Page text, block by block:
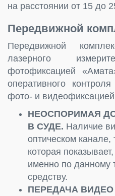
на расстоянии от 15 до
Передвижной
Передвижной
лазерного
фотофиксацией
оперативного
фото- и
НЕОСПОРИМАЯ
В СУДЕ. Наличие
оптическом
которая
именно по данному
средству.
ПЕРЕДАЧА